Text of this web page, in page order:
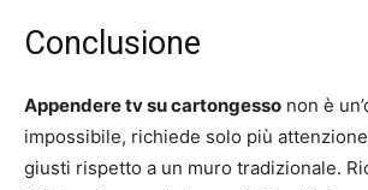
Conclusione
Appendere tv su cartongesso non è
impossibile, richiede solo più
giusti rispetto a un muro tradizionale.